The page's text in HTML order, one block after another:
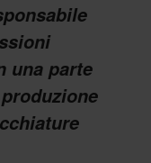
una parte